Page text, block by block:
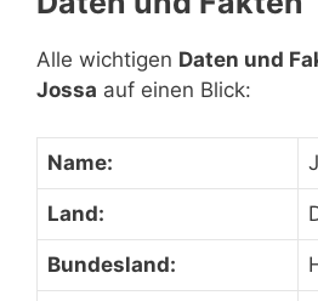
Alle wichtigen Daten und
Jossa auf einen Blick:
Name:
Land:
Bundesland: